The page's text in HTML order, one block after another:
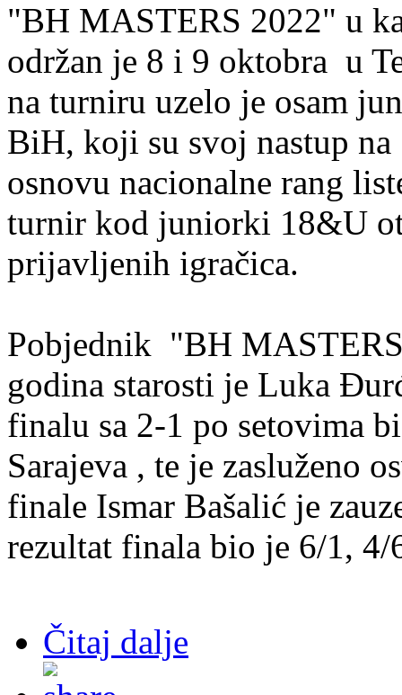
"BH MASTERS 2022" u
održan je 8 i 9 oktobra u
na turniru uzelo je osam
BiH, koji su svoj nastup
osnovu nacionalne rang
turnir kod juniorki 18&U
prijavljenih igračica.
Pobjednik "BH
godina starosti je Luka
finalu sa 2-1 po setovima
Sarajeva , te je zasluženo
finale Ismar Bašalić je
rezultat finala bio je 6/1, 4/
Čitaj dalje